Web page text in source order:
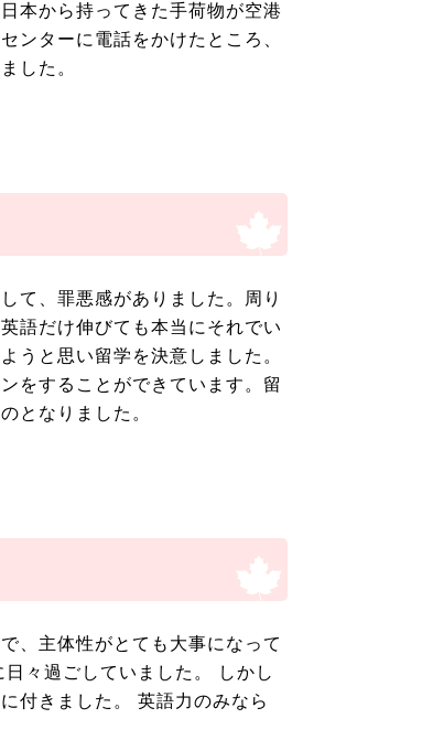
本から持ってきた手荷物が空港
ンターに電話をかけたところ、
した。
て、罪悪感がありました。周り
語だけ伸びても本当にそれでい
うと思い留学を決意しました。
をすることができています。留
となりました。
、主体性がとても大事になって
々過ごしていました。 しかし
付きました。 英語力のみなら